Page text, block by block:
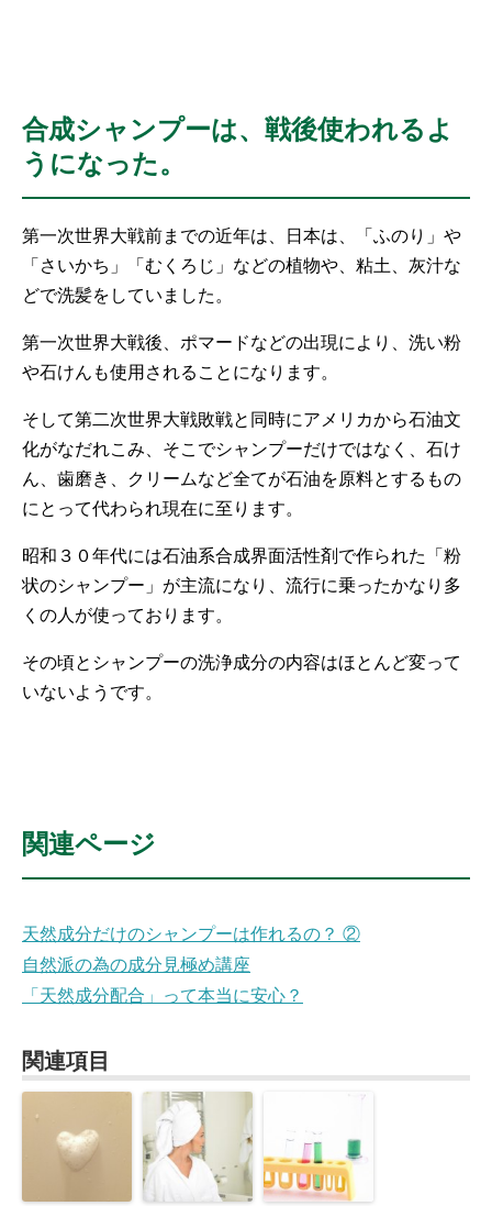
合成シャンプーは、戦後使われるよ
うになった。
第一次世界大戦前までの近年は、日本は、「ふのり」や
「さいかち」「むくろじ」などの植物や、粘土、灰汁な
どで洗髪をしていました。
第一次世界大戦後、ポマードなどの出現により、洗い粉
や石けんも使用されることになります。
そして第二次世界大戦敗戦と同時にアメリカから石油文
化がなだれこみ、そこでシャンプーだけではなく、石け
ん、歯磨き、クリームなど全てが石油を原料とするもの
にとって代わられ現在に至ります。
昭和３０年代には石油系合成界面活性剤で作られた「粉
状のシャンプー」が主流になり、流行に乗ったかなり多
くの人が使っております。
その頃とシャンプーの洗浄成分の内容はほとんど変って
いないようです。
関連ページ
天然成分だけのシャンプーは作れるの？ ②
自然派の為の成分見極め講座
「天然成分配合」って本当に安心？
関連項目